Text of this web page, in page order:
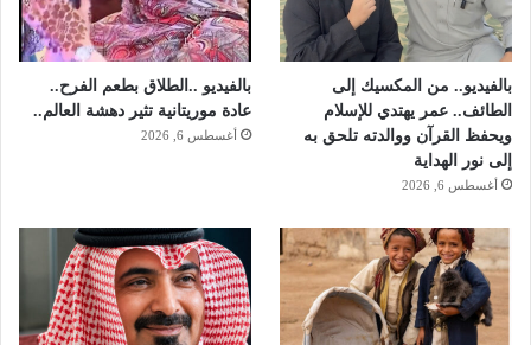
بالفيديو.. من المكسيك إلى
الطائف.. عمر يهتدي للإسلام
ويحفظ القرآن ووالدته تلحق به
إلى نور الهداية
أغسطس 6, 2026
بالفيديو ..الطلاق بطعم الفرح..
عادة موريتانية تثير دهشة العالم..
أغسطس 6, 2026